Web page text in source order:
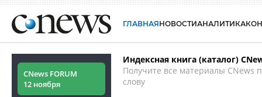
ГЛАВНАЯНОВОСТИАНАЛИТИКА
CNews FORUM
12 ноября
Индексная книга (каталог)
Получите все материалы CNews
слову